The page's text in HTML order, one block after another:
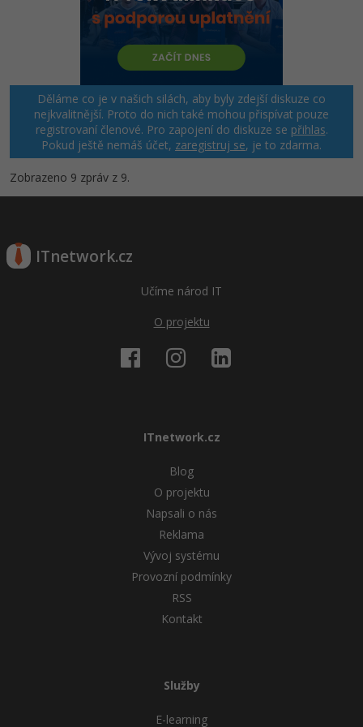
Děláme co je v našich silách, aby byly zdejší diskuze co
nejkvalitnější. Proto do nich také mohou přispívat pouze
registrovaní členové. Pro zapojení do diskuze se přihlas.
Pokud ještě nemáš účet, zaregistruj se, je to zdarma.
Zobrazeno 9 zpráv z 9.
ITnetwork.cz
Učíme národ IT
O projektu
ITnetwork.cz
Blog
O projektu
Napsali o nás
Reklama
Vývoj systému
Provozní podmínky
RSS
Kontakt
Služby
E-learning